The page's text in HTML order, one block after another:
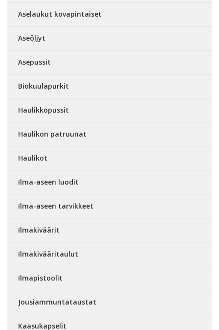
Aselaukut kovapintaiset
Aseöljyt
Asepussit
Biokuulapurkit
Haulikkopussit
Haulikon patruunat
Haulikot
Ilma-aseen luodit
Ilma-aseen tarvikkeet
Ilmakiväärit
Ilmakivääritaulut
Ilmapistoolit
Jousiammuntataustat
Kaasukapselit